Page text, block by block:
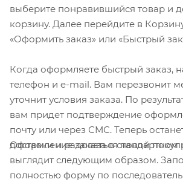
выберите понравившийся товар и
корзину. Далее перейдите в
«Оформить заказ» или «Быстрый
Когда оформляете быстрый заказ,
телефон и e-mail. Вам перезвонит
уточнит условия заказа. По
вам придет подтверждение
почту или через СМС. Теперь
доставки и радоваться новой
Оформление заказа в
выглядит следующим образом.
полностью форму по